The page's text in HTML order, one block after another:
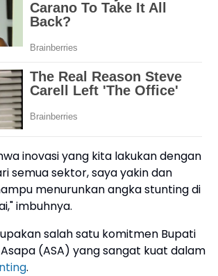
inovasi yang kita lakukan dengan
semua sektor, saya yakin dan
menurunkan angka stunting di
imbuhnya.
salah satu komitmen Bupati
Asapa (ASA) yang sangat kuat dalam
.